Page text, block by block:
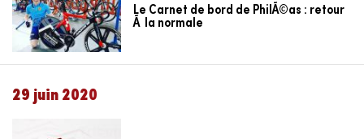
Le Carnet de bord de PhilÃ©as : retour
Ã la normale
29 juin 2020